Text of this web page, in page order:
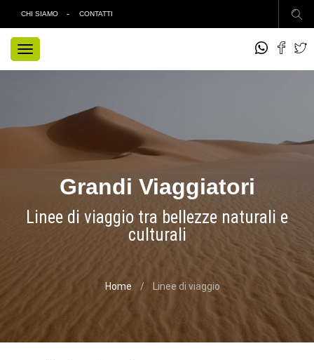
CHI SIAMO CONTATTI
TOGGLE
NAVIGATION
Grandi Viaggiatori
Linee di viaggio tra bellezze naturali e
culturali
Home Linee di viaggio